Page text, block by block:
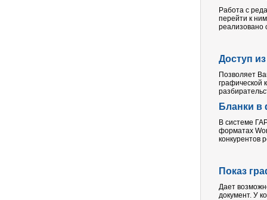
Работа с
перейти к
реализовано
Доступ
Позволяет
графической
Бланки в
В системе
форматах
конкурентов
Показ
Дает
документ. У